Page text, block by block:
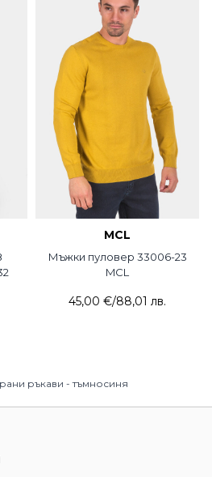
MCL
Мъжки пуловер 33006-23
MCL
45,00 €/88,01 лв.
ръкави - тъмносиня